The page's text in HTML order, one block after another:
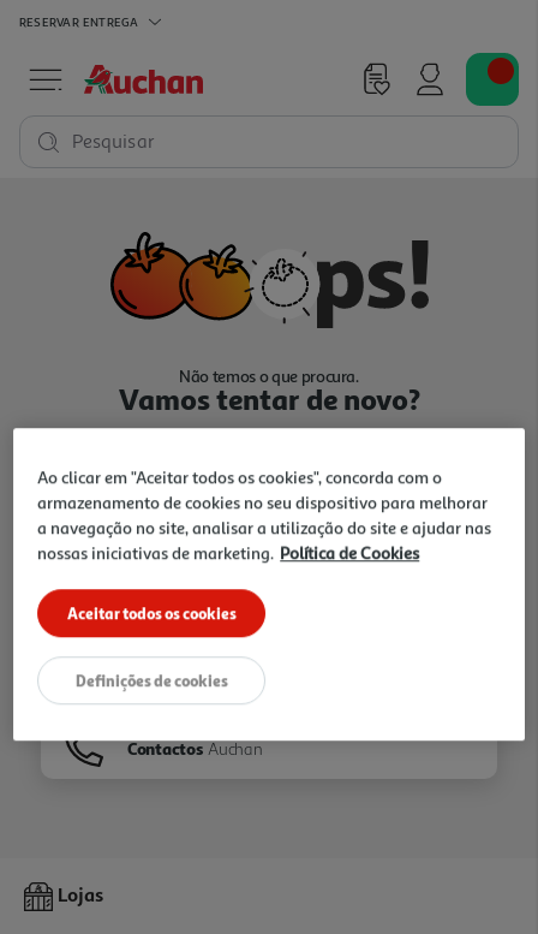
RESERVAR ENTREGA
Pesquisar
Não temos o que procura.
Vamos tentar de novo?
Ir para Homepage
Folhetos
Contactos Auchan
Lojas
Ao clicar em "Aceitar todos os cookies", concorda com o
armazenamento de cookies no seu dispositivo para melhorar
a navegação no site, analisar a utilização do site e ajudar nas
nossas iniciativas de marketing. Política de Cookies
Aceitar todos os cookies
Definições de cookies